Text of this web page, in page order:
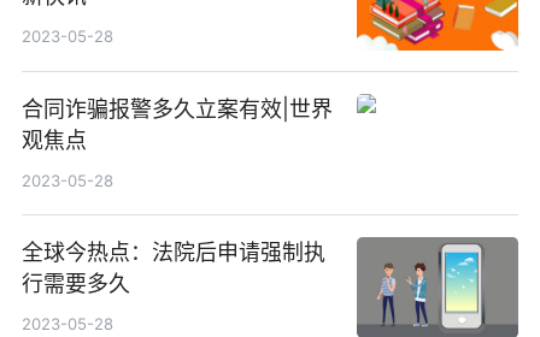
2023-05-28
合同诈骗报警多久立案有效|世界
观焦点
2023-05-28
全球今热点：法院后申请强制执
行需要多久
2023-05-28